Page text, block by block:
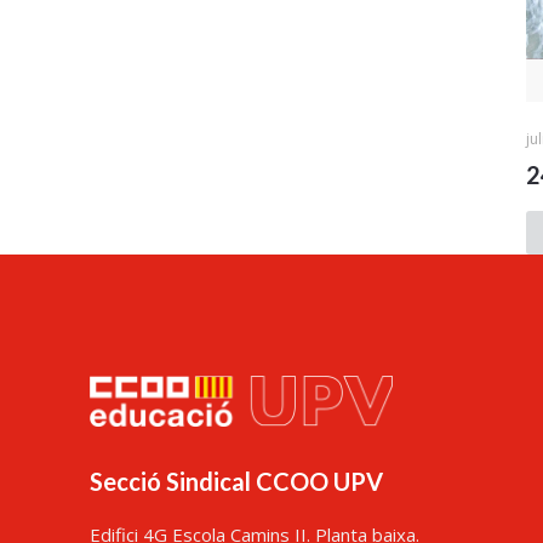
Secció Sindical CCOO UPV
Edifici 4G Escola Camins II. Planta baixa.